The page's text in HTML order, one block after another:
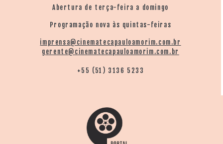
Abertura de terça-feira a domingo
Programação nova às quintas-feiras
imprensa@cinematecapauloamorim.com.br
gerente@cinematecapauloamorim.com.br
+55 (51) 3136 5233